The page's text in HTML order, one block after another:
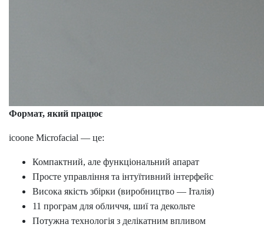
Формат, який працює
icoone Microfacial — це:
Компактний, але функціональний апарат
Просте управління та інтуїтивний інтерфейс
Висока якість збірки (виробництво — Італія)
11 програм для обличчя, шиї та декольте
Потужна технологія з делікатним впливом